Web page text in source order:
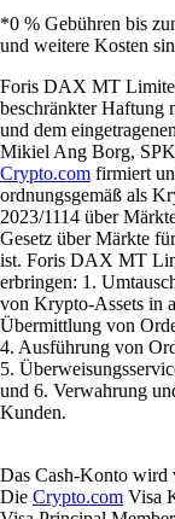
*0 % Gebühren bis
und weitere Kosten
Foris DAX MT
beschränkter Haftung
und dem
Mikiel Ang Borg, SPK
Crypto.com firmiert
ordnungsgemäß als
2023/1114 über
Gesetz über Märkte
ist. Foris DAX MT
erbringen: 1.
von Krypto-Assets in
Übermittlung von
4. Ausführung von
5.
und 6. Verwahrung
Kunden.
Das Cash-Konto wird
Die Crypto.com Visa